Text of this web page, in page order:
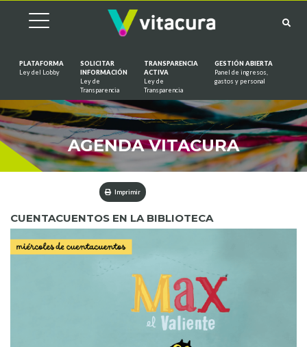
PLATAFORMA
Ley del Lobby
SOLICITAR
INFORMACIÓN
Ley de
Transparencia
TRANSPARENCIA
ACTIVA
Ley de
Transparencia
GESTIÓN ABIERTA
Panel de ingresos,
gastos y personal
AGENDA VITACURA
Imprimir
CUENTACUENTOS EN LA BIBLIOTECA